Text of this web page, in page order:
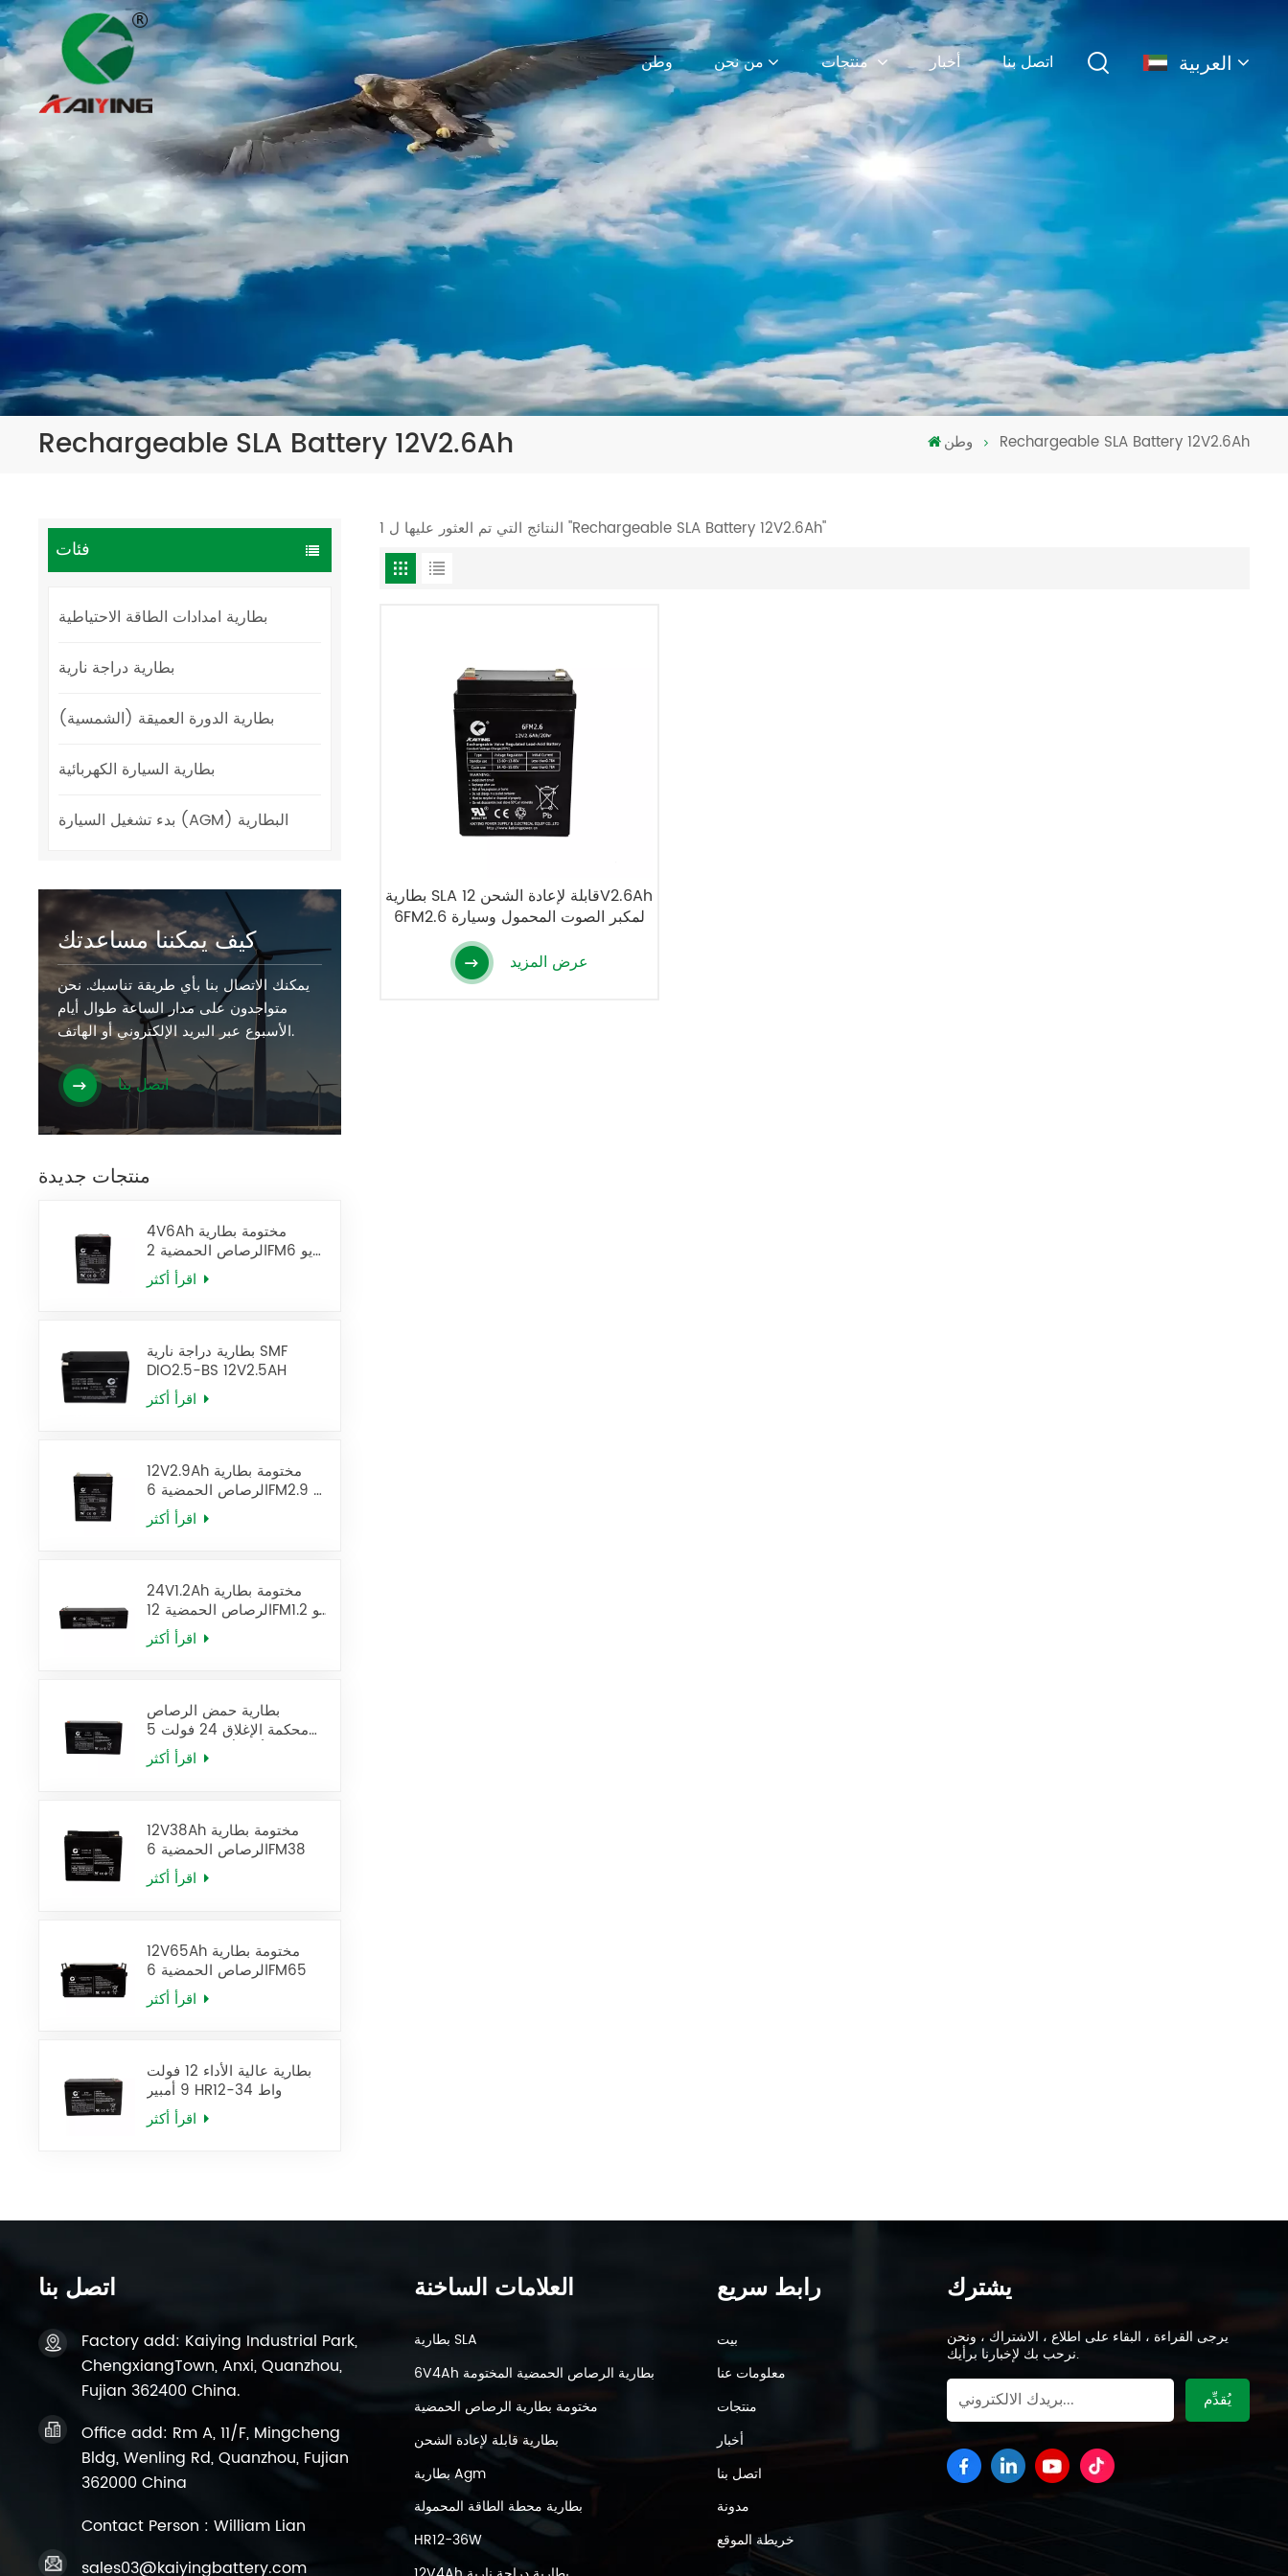
وطن من نحن منتجات أخبار اتصل بنا العربية
español
português
Türkçe
Rechargeable SLA Battery 12V2.6Ah وطن Rechargeable SLA Battery 12V2.6Ah
فئات
بطارية امدادات الطاقة الاحتياطية
بطارية دراجة نارية
بطارية الدورة العميقة (الشمسية)
بطارية السيارة الكهربائية
بدء تشغيل السيارة (AGM) البطارية
كيف يمكننا مساعدتك
يمكنك الاتصال بنا بأي طريقة تناسبك. نحن
متواجدون على مدار الساعة طوال أيام
الأسبوع عبر البريد الإلكتروني أو الهاتف.
اتصل بنا
منتجات جديدة
4V6Ah مختومة بطارية
الرصاص الحمضية 2FM6 يو
بي إس البطارية
بطارية دراجة نارية SMF
DIO2.5-BS 12V2.5AH
12V2.9Ah مختومة بطارية
الرصاص الحمضية 6FM2.9 يو
بي إس البطارية
24V1.2Ah مختومة بطارية
الرصاص الحمضية 12FM1.2 يو
بي إس البطارية
بطارية حمض الرصاص
محكمة الإغلاق 24 فولت 5
أمبير/ساعة، بطارية UPS
12FM5
12V38Ah مختومة بطارية
الرصاص الحمضية 6FM38
12V65Ah مختومة بطارية
الرصاص الحمضية 6FM65
بطارية عالية الأداء 12 فولت
9 أمبير HR12-34 واط
1 النتائج التي تم العثور عليها ل "Rechargeable SLA Battery 12V2.6Ah"
بطارية SLA قابلة لإعادة الشحن 12V2.6Ah
6FM2.6 لمكبر الصوت المحمول وسيارة
لعبة الأطفال
عرض المزيد
اتصل بنا
Factory add: Kaiying Industrial Park,
ChengxiangTown, Anxi, Quanzhou,
Fujian 362400 China.
Office add: Rm A, 11/F, Mingcheng
Bldg, Wenling Rd, Quanzhou, Fujian
362000 China
Contact Person : William Lian
sales03@kaiyingbattery.com
العلامات الساخنة
بطارية SLA
6V4Ah بطارية الرصاص الحمضية المختومة
مختومة بطارية الرصاص الحمضية
بطارية قابلة لإعادة الشحن
بطارية Agm
بطارية محطة الطاقة المحمولة
HR12-36W
رابط سريع
بيت
معلومات عنا
منتجات
أخبار
اتصل بنا
مدونة
خريطة الموقع
يشترك
يرجى القراءة ، البقاء على اطلاع ، الاشتراك ، ونحن
نرحب بك لإخبارنا برأيك.